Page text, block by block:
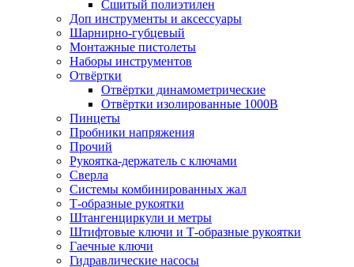
Сшитый полиэтилен
Доп инструменты и аксессуары
Шарнирно-губцевый
Монтажные пистолеты
Наборы инструментов
Отвёртки
Отвёртки динамометрические
Отвёртки изолированные 1000В
Пинцеты
Пробники напряжения
Прочий
Рукоятка-держатель с ключами
Сверла
Системы комбинированных жал
Т-образные рукоятки
Штангенциркули и метры
Штифтовые ключи и Т-образные рукоятки
Гаечные ключи
Гидравлические насосы